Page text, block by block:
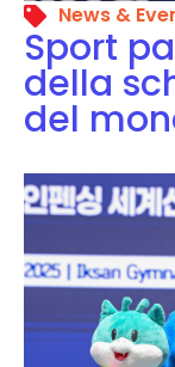
News &
Sport
della
del